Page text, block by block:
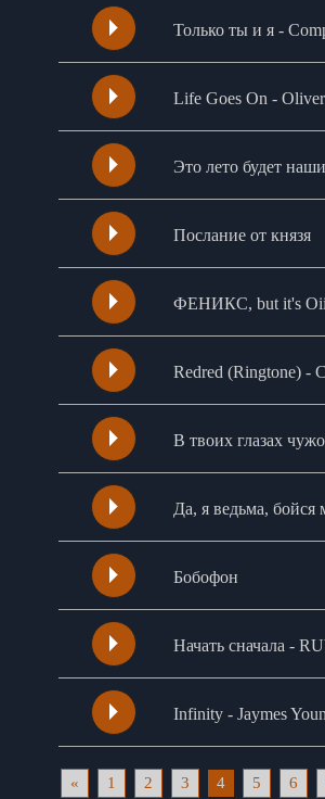
Только ты и я -
Life Goes On -
Это лето будет
Послание от князя
ФЕНИКС, but it's
Redred (Ringtone) -
В твоих глазах
Да, я ведьма,
Бобофон
Начать сначала -
Infinity - Jaymes
« 1 2 3 4 5 6